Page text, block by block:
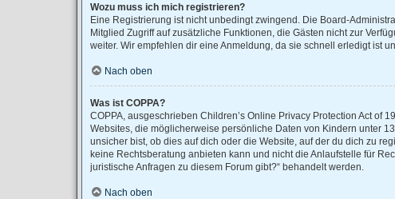
Wozu muss ich mich registrieren?
Eine Registrierung ist nicht unbedingt zwingend. Die Board-
Mitglied Zugriff auf zusätzliche Funktionen, die Gästen nicht zur
weiter. Wir empfehlen dir eine Anmeldung, da sie schnell erledigt ist
Nach oben
Was ist COPPA?
COPPA, ausgeschrieben Children’s Online Privacy Protection Act of
Websites, die möglicherweise persönliche Daten von Kindern unter
unsicher bist, ob dies auf dich oder die Website, auf der du dich zu
keine Rechtsberatung anbieten kann und nicht die Anlaufstelle für
juristische Anfragen zu diesem Forum gibt?“ behandelt werden.
Nach oben